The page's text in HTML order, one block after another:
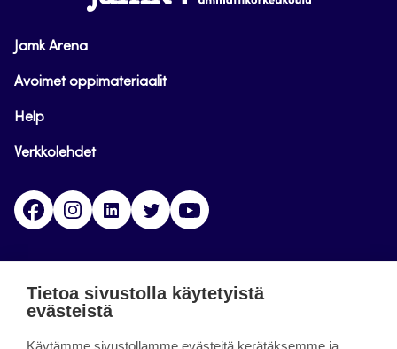
Jamk Arena
Avoimet oppimateriaalit
Help
Verkkolehdet
FacebookInstagramLinkedinTwitter
päättynyt 11.9.2023.
Tietoa sivustolla käytetyistä
evästeistä
Käytämme sivustollamme evästeitä kerätäksemme ja